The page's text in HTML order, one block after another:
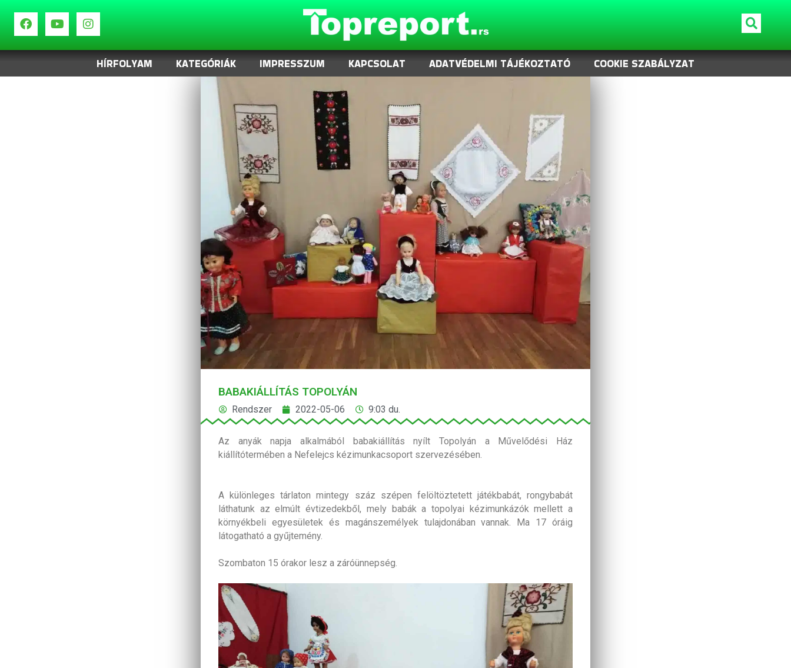
HÍRFOLYAM KATEGÓRIÁK IMPRESSZUM KAPCSOLAT ADATVÉDELMI TÁJÉKOZTATÓ COOKIE SZABÁLYZAT
BABAKIÁLLÍTÁS TOPOLYÁN
Rendszer 2022-05-06 9:03 du.
Az anyák napja alkalmából babakiállítás nyílt Topolyán a Művelődési Ház
kiállítótermében a Nefelejcs kézimunkacsoport szervezésében.
A különleges tárlaton mintegy száz szépen felöltöztetett játékbabát, rongybabát
láthatunk az elmúlt évtizedekből, mely babák a topolyai kézimunkázók mellett a
környékbeli egyesületek és magánszemélyek tulajdonában vannak. Ma 17 óráig
látogatható a gyűjtemény.
Szombaton 15 órakor lesz a záróünnepség.